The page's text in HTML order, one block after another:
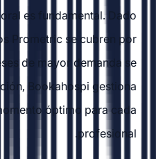
es fundamental. Dado
Prometric se cubren por
de mayor demanda se
Bookahospi gestiona
óptimo para cada
profesional.